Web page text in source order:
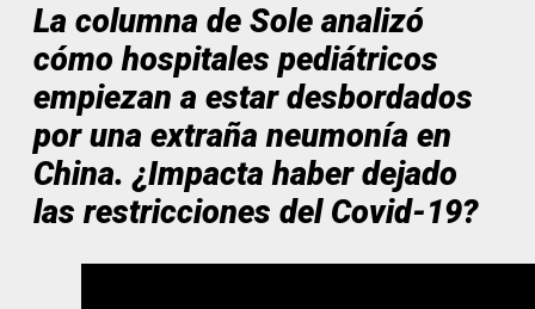
La columna de Sole analizó
cómo hospitales pediátricos
empiezan a estar desbordados
por una extraña neumonía en
China. ¿Impacta haber dejado
las restricciones del Covid-19?